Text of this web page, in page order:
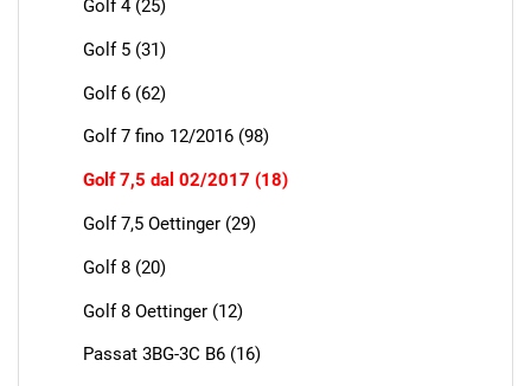
Golf 4 (25)
Golf 5 (31)
Golf 6 (62)
Golf 7 fino 12/2016 (98)
Golf 7,5 dal 02/2017 (18)
Golf 7,5 Oettinger (29)
Golf 8 (20)
Golf 8 Oettinger (12)
Passat 3BG-3C B6 (16)